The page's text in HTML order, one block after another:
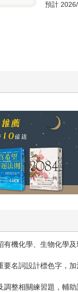
預計
機化學、生物化學
詞設計標色字，加
相關練習題，輔